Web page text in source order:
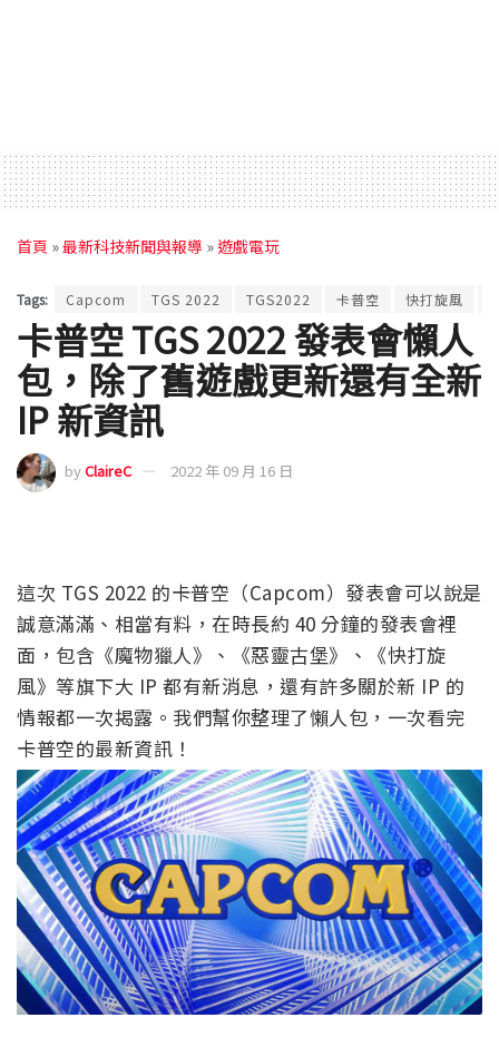
首頁 »最新科技新聞與報導 »遊戲電玩
Tags: Capcom TGS 2022 TGS2022 卡普空 快打旋風
卡普空 TGS 2022 發表會懶人
包，除了舊遊戲更新還有全新
IP 新資訊
byClaireC 2022 年 09 月 16 日
這次 TGS 2022 的卡普空（Capcom）發表會可以說是
誠意滿滿、相當有料，在時長約 40 分鐘的發表會裡
面，包含《魔物獵人》、《惡靈古堡》、《快打旋
風》等旗下大 IP 都有新消息，還有許多關於新 IP 的
情報都一次揭露。我們幫你整理了懶人包，一次看完
卡普空的最新資訊！